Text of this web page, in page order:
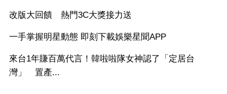
改版大回饋 熱門3C大獎接力送
一手掌握明星動態 即刻下載娛樂星聞APP
來台1年賺百萬代言！韓啦啦隊女神認了「定居台
灣」 置產...